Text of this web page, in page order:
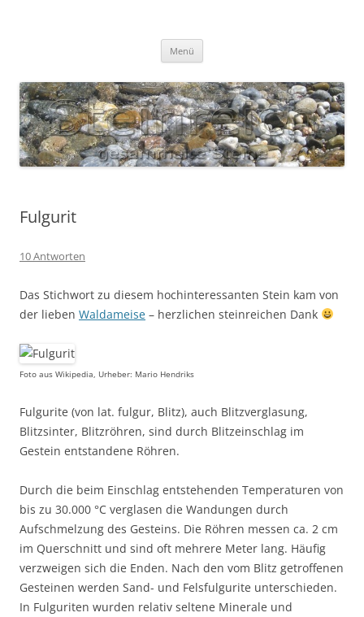
Menü
Fulgurit
10 Antworten
Das Stichwort zu diesem hochinteressanten Stein kam von
der lieben Waldameise – herzlichen steinreichen Dank
Foto aus Wikipedia, Urheber: Mario Hendriks
Fulgurite (von lat. fulgur, Blitz), auch Blitzverglasung,
Blitzsinter, Blitzröhren, sind durch Blitzeinschlag im
Gestein entstandene Röhren.
Durch die beim Einschlag entstehenden Temperaturen von
bis zu 30.000 °C verglasen die Wandungen durch
Aufschmelzung des Gesteins. Die Röhren messen ca. 2 cm
im Querschnitt und sind oft mehrere Meter lang. Häufig
verzweigen sich die Enden. Nach den vom Blitz getroffenen
Gesteinen werden Sand- und Felsfulgurite unterschieden.
In Fulguriten wurden relativ seltene Minerale und